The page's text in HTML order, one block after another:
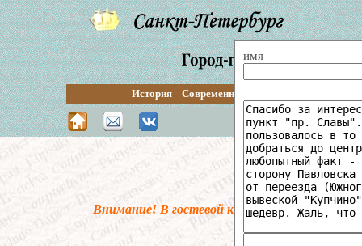
История Современность
Поиск по
Внимание! В гостевой книге введена
имя